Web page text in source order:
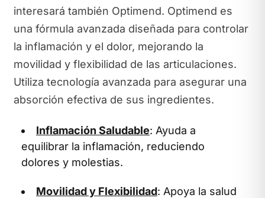
interesará también Optimend. Optimend es
una fórmula avanzada diseñada para controlar
la inflamación y el dolor, mejorando la
movilidad y flexibilidad de las articulaciones.
Utiliza tecnología avanzada para asegurar una
absorción efectiva de sus ingredientes.
Inflamación Saludable: Ayuda a
equilibrar la inflamación, reduciendo
dolores y molestias.
Movilidad y Flexibilidad: Apoya la salud